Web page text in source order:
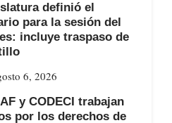
definió el
para la sesión del
incluye traspaso de
6, 2026
y CODECI trabajan
por los derechos de